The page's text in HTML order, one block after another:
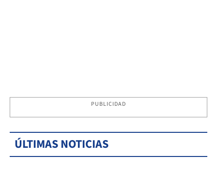
PUBLICIDAD
ÚLTIMAS NOTICIAS